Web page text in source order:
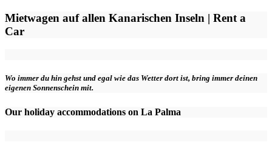
Mietwagen auf allen Kanarischen Inseln | Rent a
Car
Wo immer du hin gehst und egal wie das Wetter dort ist, bring immer deinen
eigenen Sonnenschein mit.
Our holiday accommodations on La Palma